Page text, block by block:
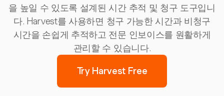
을 높일 수 있도록 설계된 시간 추적 및 청구 도구입니
다. Harvest를 사용하면 청구 가능한 시간과 비청구
시간을 손쉽게 추적하고 전문 인보이스를 원활하게
관리할 수 있습니다.
Try Harvest Free